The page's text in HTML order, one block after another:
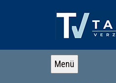
Menü